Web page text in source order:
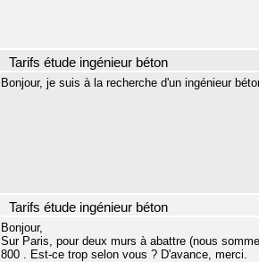
Tarifs étude ingénieur béton
Bonjour, je suis à la recherche d'un ingénieur
Tarifs étude ingénieur béton
Bonjour,
Sur Paris, pour deux murs à abattre (nous
800 . Est-ce trop selon vous ? D'avance, merci.